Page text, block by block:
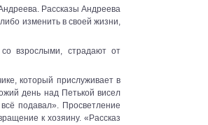
Рассказы Андреева
изменить в своей жизни,
взрослыми, страдают от
который прислуживает в
день над Петькой висел
подавал». Просветление
к хозяину. «Рассказ